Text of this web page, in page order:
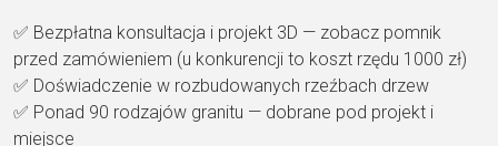
✅ Bezpłatna konsultacja i projekt 3D — zobacz pomnik
przed zamówieniem (u konkurencji to koszt rzędu 1000 zł)
✅ Doświadczenie w rozbudowanych rzeźbach drzew
✅ Ponad 90 rodzajów granitu — dobrane pod projekt i
miejsce